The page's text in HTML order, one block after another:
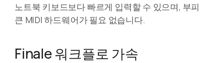
노트북 키보드보다 빠르게 입력할 수 있으며, 부피
큰 MIDI 하드웨어가 필요 없습니다.
Finale 워크플로 가속